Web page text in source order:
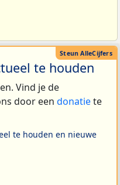
te houden
Vind je de
door een donatiete
te houden en nieuwe